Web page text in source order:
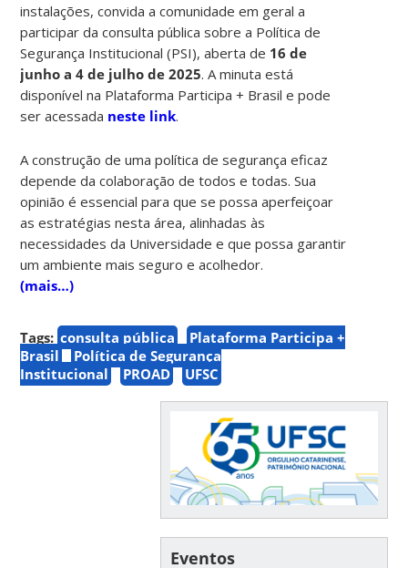
instalações, convida a comunidade em geral a
participar da consulta pública sobre a Política de
Segurança Institucional (PSI), aberta de 16 de
junho a 4 de julho de 2025. A minuta está
disponível na Plataforma Participa + Brasil e pode
ser acessada neste link.
A construção de uma política de segurança eficaz
depende da colaboração de todos e todas. Sua
opinião é essencial para que se possa aperfeiçoar
as estratégias nesta área, alinhadas às
necessidades da Universidade e que possa garantir
um ambiente mais seguro e acolhedor.
(mais…)
Tags: consulta pública
Plataforma Participa +
Brasil
Política de Segurança
Institucional
PROAD UFSC
Eventos